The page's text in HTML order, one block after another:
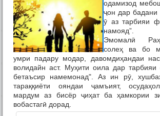
одамизод
ҷон дар бадани
ӯ аз тарбияи
намояд”.
Эмомалӣ
солеҳ ва бо
умри падару модар, давомдиҳандаи
волидайн аст. Муҳити оила дар тарбияи
бетаъсир намемонад". Аз ин рӯ,
тараққиёти ояндаи ҷамъият,
мардум аз бисёр ҷиҳат ба ҳамкории
вобастагӣ дорад.